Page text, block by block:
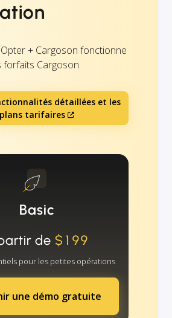
+ Cargoson fonctionne
forfaits Cargoson.
détaillées et les
plans tarifaires
Basic
de $199
pour les petites opérations
une démo gratuite